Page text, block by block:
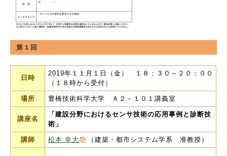
第１回
日時
2019年１１月１日（金） １８：３０～２０：００
（１８時から受付）
場所 豊橋技術科学大学 Ａ２－１０１講義室
講座名
「建設分野におけるセンサ技術の応用事例と診断技
術」
講師 松本 幸大 （建築・都市システム学系 准教授）